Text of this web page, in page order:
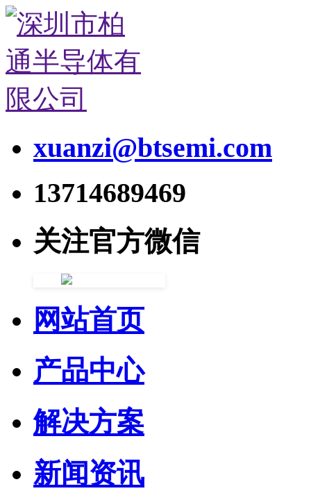
xuanzi@btsemi.com
13714689469
关注官方微信
网站首页
产品中心
解决方案
新闻资讯